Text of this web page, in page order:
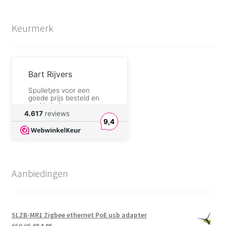
Keurmerk
Bart Rijvers
Spulletjes voor een
goede prijs besteld en
snel in huis
willy serneels
I will definitely buy
André Sengers
4.617 reviews
9,4
Aanbiedingen
SLZB-MR1 Zigbee ethernet PoE usb adapter